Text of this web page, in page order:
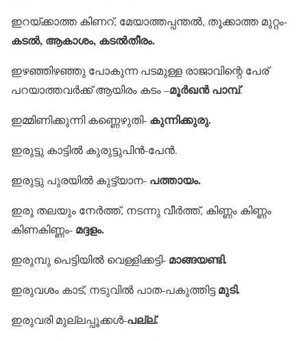
ഇറയ്ക്കാത്ത കിണറ്, മേയാത്തപ്പന്തല്‍, തൂക്കാത്ത മുറ്റം-
കടല്‍, ആകാശം, കടല്‍തീരം.
ഇഴഞ്ഞിഴഞ്ഞു പോകുന്ന പടമുള്ള രാജാവിന്റെ പേര്
പറയാത്തവര്‍ക്ക് ആയിരം കടം –മൂര്‍ഖന്‍ പാമ്പ്.
ഇമ്മിണിക്കുന്നി കണ്ണെഴുതി- കുന്നിക്കുരു.
ഇരുട്ടു കാട്ടില്‍ കുരുട്ടുപിന്‍-പേന്‍.
ഇരുട്ടു പുരയില്‍ കുട്ട്യാന- പത്തായം.
ഇരു തലയും നേര്‍ത്ത്, നടന്നു വീര്‍ത്ത്, കിണ്ണം കിണ്ണം
കിണകിണ്ണം- മദ്ദളം.
ഇരുമ്പു പെട്ടിയില്‍ വെള്ളിക്കട്ടി- മാങ്ങയണ്ടി.
ഇരുവശം കാട്, നടുവില്‍ പാത-പകുത്തിട്ടമുടി.
ഇരുവരി മുല്ലപ്പൂക്കള്‍-പല്ല്.